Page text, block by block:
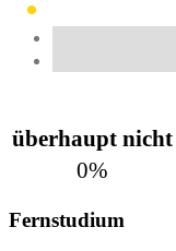
überhaupt nicht
0%
Fernstudium